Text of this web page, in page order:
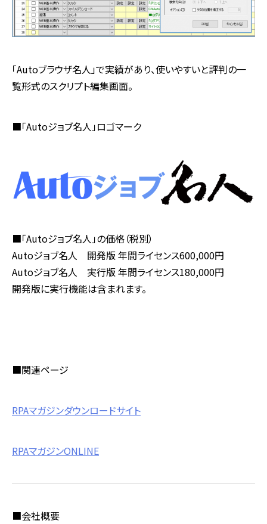
「Autoブラウザ名人」で実績があり、使いやすいと評判の一
覧形式のスクリプト編集画面。
■「Autoジョブ名人」ロゴマーク
■「Autoジョブ名人」の価格（税別）
Autoジョブ名人 開発版 年間ライセンス600,000円
Autoジョブ名人 実行版 年間ライセンス180,000円
開発版に実行機能は含まれます。
■関連ページ
RPAマガジンダウンロードサイト
RPAマガジンONLINE
■会社概要